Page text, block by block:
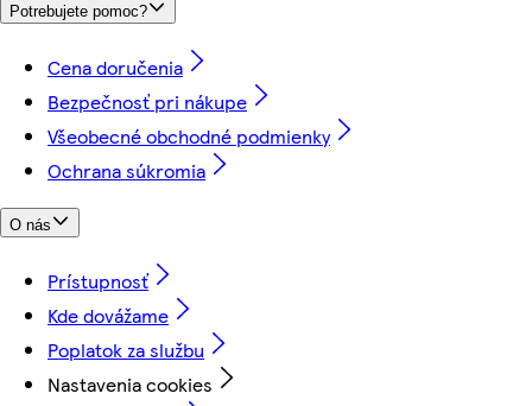
Potrebujete pomoc?
Cena doručenia
Bezpečnosť pri nákupe
Všeobecné obchodné podmienky
Ochrana súkromia
O nás
Prístupnosť
Kde dovážame
Poplatok za službu
Nastavenia cookies